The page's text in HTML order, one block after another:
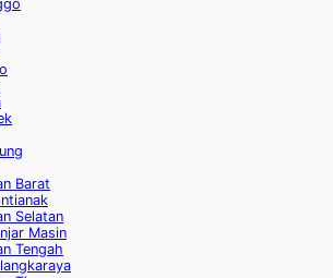
Barat
Selatan
Masin
Tengah